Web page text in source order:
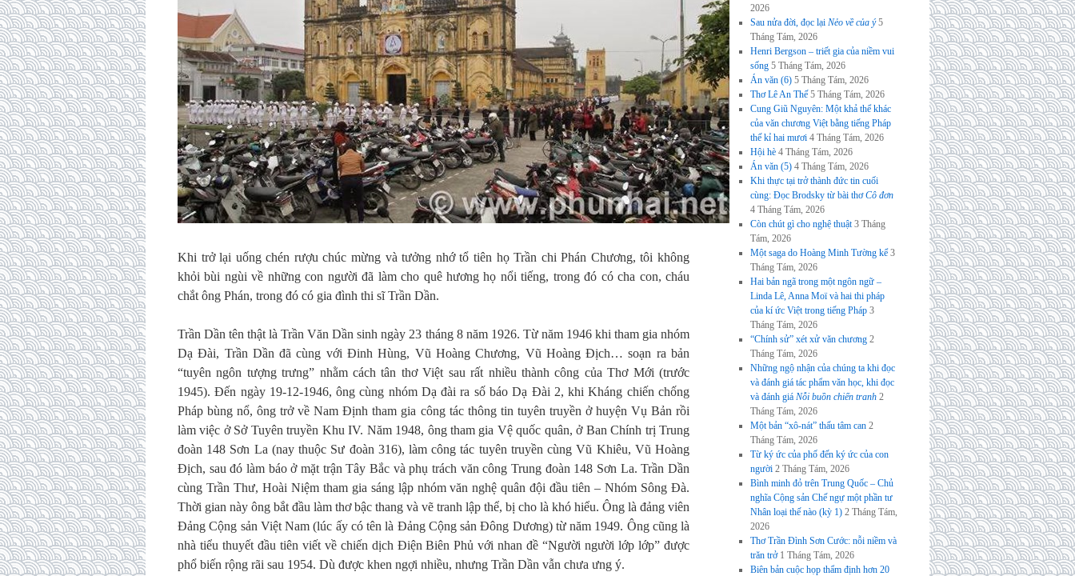
Khi trở lại uống chén rượu chúc mừng và tưởng nhớ tổ tiên họ Trần chi Phán Chương, tôi không
khỏi bùi ngùi về những con người đã làm cho quê hương họ nổi tiếng, trong đó có cha con, cháu
chắt ông Phán, trong đó có gia đình thi sĩ Trần Dần.
Trần Dần tên thật là Trần Văn Dần sinh ngày 23 tháng 8 năm 1926. Từ năm 1946 khi tham gia nhóm
Dạ Đài, Trần Dần đã cùng với Đinh Hùng, Vũ Hoàng Chương, Vũ Hoàng Địch… soạn ra bản
“tuyên ngôn tượng trưng” nhằm cách tân thơ Việt sau rất nhiều thành công của Thơ Mới (trước
1945). Đến ngày 19-12-1946, ông cùng nhóm Dạ đài ra số báo Dạ Đài 2, khi Kháng chiến chống
Pháp bùng nổ, ông trở về Nam Định tham gia công tác thông tin tuyên truyền ở huyện Vụ Bản rồi
làm việc ở Sở Tuyên truyền Khu IV. Năm 1948, ông tham gia Vệ quốc quân, ở Ban Chính trị Trung
đoàn 148 Sơn La (nay thuộc Sư đoàn 316), làm công tác tuyên truyền cùng Vũ Khiêu, Vũ Hoàng
Địch, sau đó làm báo ở mặt trận Tây Bắc và phụ trách văn công Trung đoàn 148 Sơn La. Trần Dần
cùng Trần Thư, Hoài Niệm tham gia sáng lập nhóm văn nghệ quân đội đầu tiên – Nhóm Sông Đà.
Thời gian này ông bắt đầu làm thơ bậc thang và vẽ tranh lập thể, bị cho là khó hiểu. Ông là đảng viên
Đảng Cộng sản Việt Nam (lúc ấy có tên là Đảng Cộng sản Đông Dương) từ năm 1949. Ông cũng là
nhà tiểu thuyết đầu tiên viết về chiến dịch Điện Biên Phủ với nhan đề “Người người lớp lớp” được
phổ biến rộng rãi sau 1954. Dù được khen ngợi nhiều, nhưng Trần Dần vẫn chưa ưng ý.
2026
Sau nửa đời, đọc lại Nẻo về của ý 5
Tháng Tám, 2026
Henri Bergson – triết gia của niềm vui
sống 5 Tháng Tám, 2026
Án văn (6) 5 Tháng Tám, 2026
Thơ Lê An Thế 5 Tháng Tám, 2026
Cung Giũ Nguyên: Một khả thể khác
của văn chương Việt bằng tiếng Pháp
thế kỉ hai mươi 4 Tháng Tám, 2026
Hội hè 4 Tháng Tám, 2026
Án văn (5) 4 Tháng Tám, 2026
Khi thực tại trở thành đức tin cuối
cùng: Đọc Brodsky từ bài thơCô đơn
4 Tháng Tám, 2026
Còn chút gì cho nghệ thuật 3 Tháng
Tám, 2026
Một saga do Hoàng Minh Tường kể 3
Tháng Tám, 2026
Hai bản ngã trong một ngôn ngữ –
Linda Lê, Anna Moï và hai thi pháp
của kí ức Việt trong tiếng Pháp 3
Tháng Tám, 2026
“Chính sử” xét xử văn chương 2
Tháng Tám, 2026
Những ngộ nhận của chúng ta khi đọc
và đánh giá tác phẩm văn học, khi đọc
và đánh giá Nỗi buồn chiến tranh 2
Tháng Tám, 2026
Một bản “xô-nát” thấu tâm can 2
Tháng Tám, 2026
Từ ký ức của phố đến ký ức của con
người 2 Tháng Tám, 2026
Bình minh đỏ trên Trung Quốc – Chủ
nghĩa Cộng sản Chế ngự một phần tư
Nhân loại thế nào (kỳ 1) 2 Tháng Tám,
2026
Thơ Trần Đình Sơn Cước: nỗi niềm và
trăn trở 1 Tháng Tám, 2026
Biên bản cuộc họp thẩm định hơn 20